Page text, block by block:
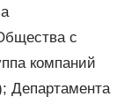
с
компаний
Департамента